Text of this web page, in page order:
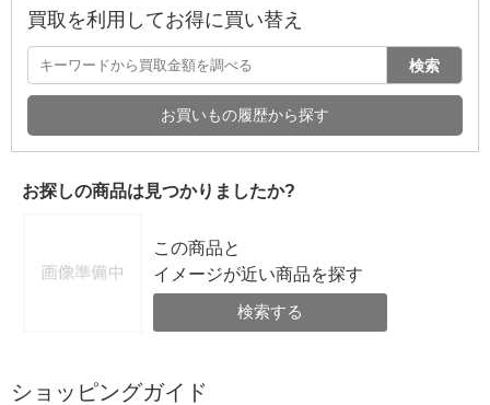
買取を利用してお得に買い替え
検索
お買いもの履歴から探す
お探しの商品は見つかりましたか?
この商品と
イメージが近い商品を探す
検索する
ショッピングガイド